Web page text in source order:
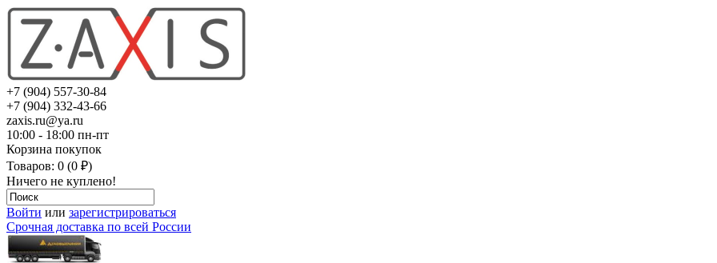
+7 (904) 557-30-84
+7 (904) 332-43-66
zaxis.ru@ya.ru
10:00 - 18:00 пн-пт
Корзина покупок
Товаров: 0 (0 ₽)
Ничего не куплено!
Войти или зарегистрироваться
Срочная доставка по всей России